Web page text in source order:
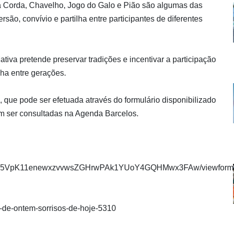
Chavelho, Jogo do Galo e Pião são algumas das
convívio e partilha entre participantes de diferentes
pretende preservar tradições e incentivar a participação
entre gerações.
pode ser efetuada através do formulário disponibilizado
ser consultadas na Agenda Barcelos.
viewform
ontem-sorrisos-de-hoje-5310